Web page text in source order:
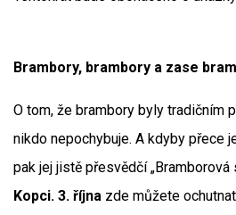
Brambory, brambory a zase
O tom, že brambory byly tradičním
nikdo nepochybuje. A kdyby přece
pak jej jistě přesvědčí „Bramborová
Kopci. 3. října zde můžete